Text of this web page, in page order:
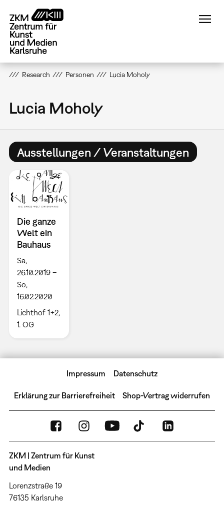
zum
Inhalt
Research Personen Lucia Moholy
Lucia Moholy
Ausstellungen / Veranstaltungen
Die ganze
Welt ein
Bauhaus
Sa,
26.10.2019 –
So,
16.02.2020
Lichthof 1+2,
1. OG
Impressum Datenschutz
Erklärung zur Barrierefreiheit Shop-Vertrag widerrufen
ZKM | Zentrum für Kunst
und Medien
Lorenzstraße 19
76135 Karlsruhe